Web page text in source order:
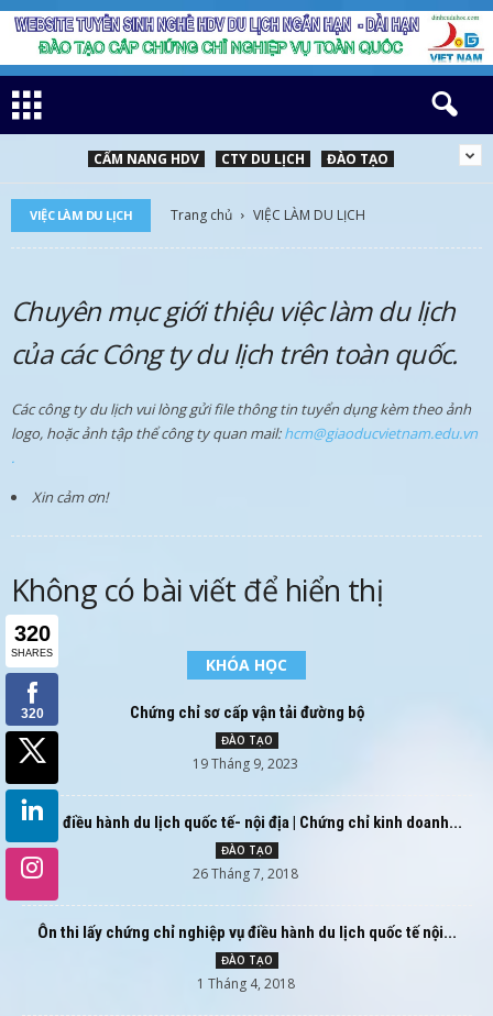
CẨM NANG HDV CTY DU LỊCH ĐÀO TẠO
VIỆC LÀM DU LỊCH Trang chủ VIỆC LÀM DU LỊCH
Chuyên mục giới thiệu việc làm du lịch
của các Công ty du lịch trên toàn quốc.
Các công ty du lịch vui lòng gửi file thông tin tuyển dụng kèm theo ảnh
logo, hoặc ảnh tập thể công ty quan mail:hcm@giaoducvietnam.edu.vn
.
Xin cảm ơn!
Không có bài viết để hiển thị
KHÓA HỌC
Chứng chỉ sơ cấp vận tải đường bộ
ĐÀO TẠO
19 Tháng 9, 2023
Học điều hành du lịch quốc tế- nội địa | Chứng chỉ kinh doanh...
ĐÀO TẠO
26 Tháng 7, 2018
Ôn thi lấy chứng chỉ nghiệp vụ điều hành du lịch quốc tế nội...
ĐÀO TẠO
1 Tháng 4, 2018